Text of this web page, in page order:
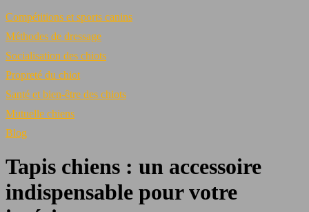
Compétitions et sports canins
Méthodes de dressage
Socialisation des chiots
Propreté du chiot
Santé et bien-être des chiots
Mutuelle chiens
Blog
Tapis chiens : un accessoire
indispensable pour votre